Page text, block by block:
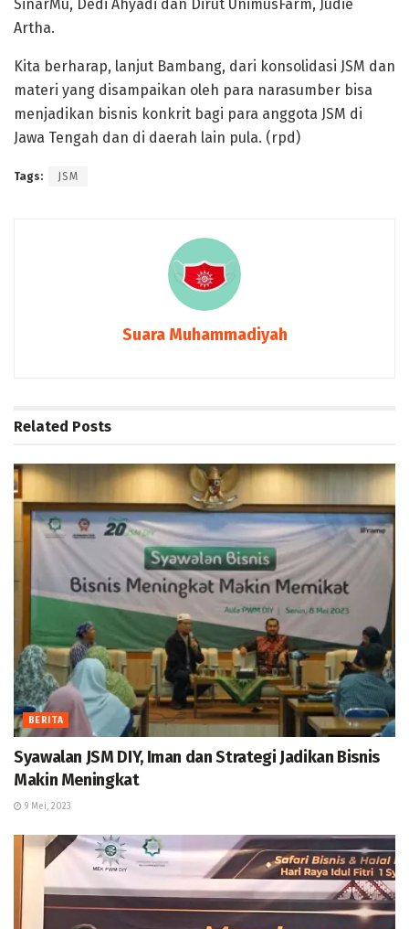
SinarMu, Dedi Ahyadi dan Dirut UnimusFarm, Judie
Artha.
Kita berharap, lanjut Bambang, dari konsolidasi JSM dan
materi yang disampaikan oleh para narasumber bisa
menjadikan bisnis konkrit bagi para anggota JSM di
Jawa Tengah dan di daerah lain pula. (rpd)
Tags: JSM
Suara Muhammadiyah
Related Posts
BERITA
Syawalan JSM DIY, Iman dan Strategi Jadikan Bisnis
Makin Meningkat
9 Mei, 2023